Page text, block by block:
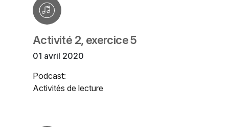
Activité 2, exercice 5
01 avril 2020
Podcast:
Activités de lecture